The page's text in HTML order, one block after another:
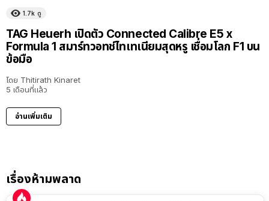
1.7k ดู
TAG Heuerh เปิดตัว Connected Calibre E5 x
Formula 1 สมาร์ทวอทช์ไทเทเนียมสุดหรู เชื่อมโลก F1 บน
ข้อมือ
โดย Thitirath Kinaret
5 เดือนที่แล้ว
อ่านเพิ่มเติม
เรื่องห้ามพลาด